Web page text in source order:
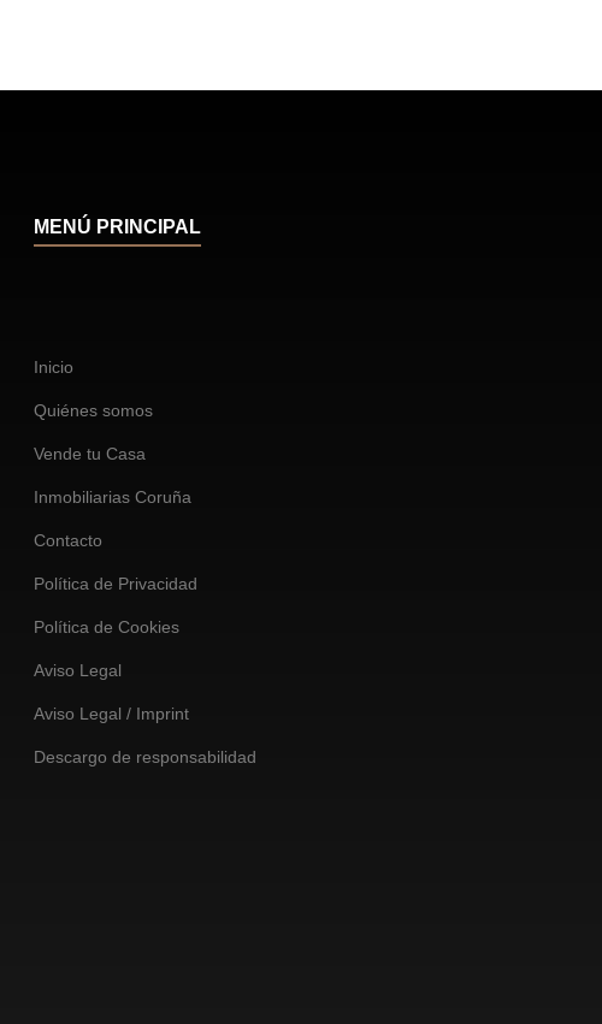
MENÚ PRINCIPAL
Inicio
Quiénes somos
Vende tu Casa
Inmobiliarias Coruña
Contacto
Política de Privacidad
Política de Cookies
Aviso Legal
Aviso Legal / Imprint
Descargo de responsabilidad